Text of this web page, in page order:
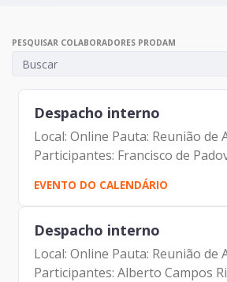
PESQUISAR COLABORADORES PRODAM
Despacho interno
Local: Online Pauta: Reunião de
Participantes: Francisco de
(Diretor- Presidente) Gustavo
(Assessor da Diretoria de
Sustentação de Sistemas)
EVENTO DO CALENDÁRIO
Despacho interno
Local: Online Pauta: Reunião de
Participantes: Alberto Campos